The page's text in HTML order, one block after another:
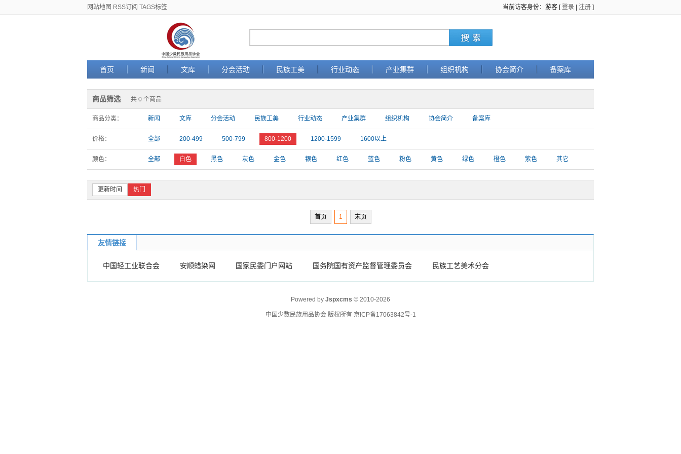
网站地图 RSS订阅 TAGS标签 当前访客身份：游客 [登录 注册 ]
首页 新闻 文库 分会活动 民族工美 行业动态 产业集群 组织机构 协会简介 备案库
商品筛选 共 0 个商品
商品分类： 新闻 文库 分会活动 民族工美 行业动态 产业集群 组织机构 协会简介 备案库
价格： 全部 200-499 500-799 800-1200 1200-1599 1600以上
颜色： 全部 白色 黑色 灰色 金色 银色 红色 蓝色 粉色 黄色 绿色 橙色 紫色 其它
更新时间 热门
首页 1 末页
友情链接
中国轻工业联合会 安顺蜡染网 国家民委门户网站 国务院国有资产监督管理委员会 民族工艺美术分会
Powered by Jspxcms © 2010-2026
中国少数民族用品协会 版权所有 京ICP备17063842号-1